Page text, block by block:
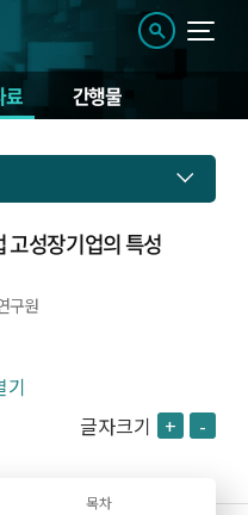
료 간행물
고성장기업의 특성
구원
기
글자크기 + -
목차